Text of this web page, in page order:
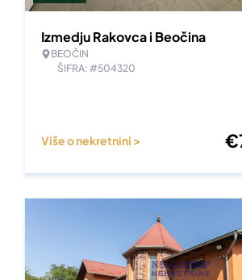
Izmedju Rakovca i Beočina
BEOČIN
ŠIFRA: #504320
Više o nekretnini > €